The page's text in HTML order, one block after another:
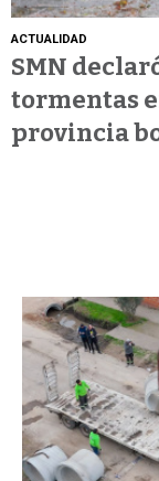
ACTUALIDAD
SMN
tormentas
provincia